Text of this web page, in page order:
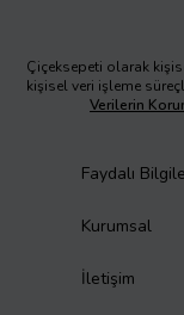
Çiçeksepeti olarak
kişisel veri işleme
Verilerin
Faydalı
Kurumsal
İletişim